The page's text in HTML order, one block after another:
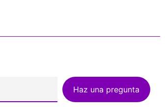
Haz una pregunta